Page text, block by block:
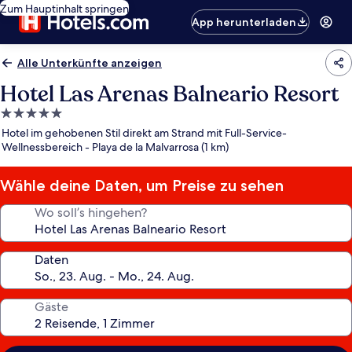
Zum Hauptinhalt springen
App herunterladen
Alle Unterkünfte anzeigen
Hotel Las Arenas Balneario Resort
5.0-
Sterne-
Unterkunft
Hotel im gehobenen Stil direkt am Strand mit Full-Service-
Wellnessbereich - Playa de la Malvarrosa (1 km)
Wähle deine Daten, um Preise zu sehen
Wo soll’s hingehen?
Daten
Gäste